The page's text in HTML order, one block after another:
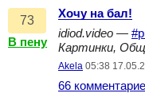
73
В пену
Хочу на бал!
idiod.video —
Картинки,
Akela 05:38
66